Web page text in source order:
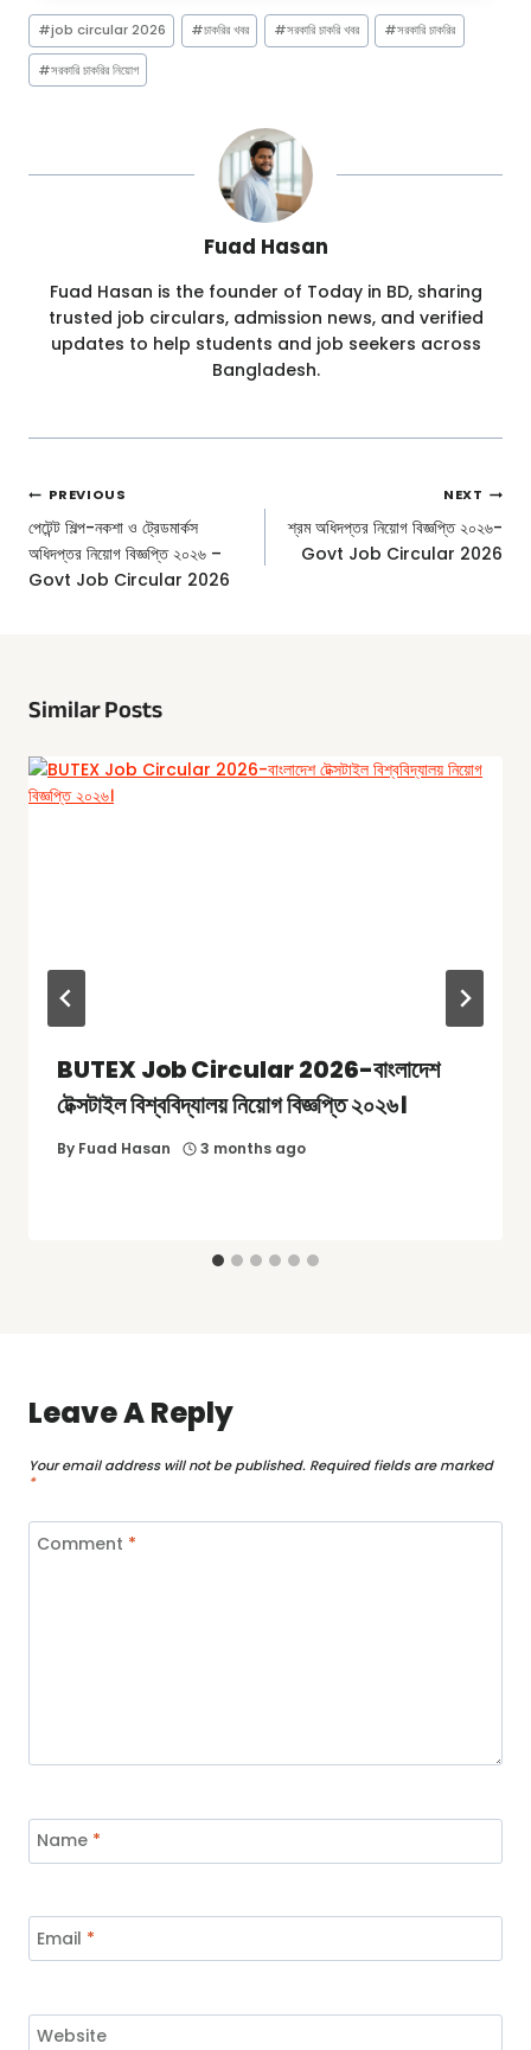
Post
Tags:
#job circular 2026 #চাকরির খবর #সরকারি চাকরি খবর #সরকারি চাকরির
#সরকারি চাকরির নিয়োগ
Fuad Hasan
Fuad Hasan is the founder of Today in BD, sharing
trusted job circulars, admission news, and verified
updates to help students and job seekers across
Bangladesh.
Post
Navigation
PREVIOUS
পেটেন্ট শিল্প-নকশা ও ট্রেডমার্কস
অধিদপ্তর নিয়োগ বিজ্ঞপ্তি ২০২৬ –
Govt Job Circular 2026
NEXT
শ্রম অধিদপ্তর নিয়োগ বিজ্ঞপ্তি ২০২৬-
Govt Job Circular 2026
Similar Posts
BUTEX Job Circular 2026-বাংলাদেশ
টেক্সটাইল বিশ্ববিদ্যালয় নিয়োগ বিজ্ঞপ্তি ২০২৬।
By Fuad Hasan 3 months ago
Leave A Reply
Your email address will not be published. Required fields are marked
*
Comment *
Name *
Email *
Website